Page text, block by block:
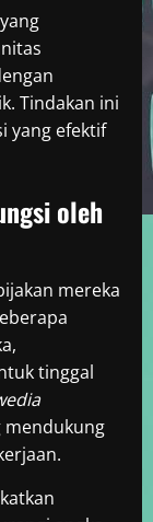
Tindakan ini
yang efektif
oleh
mereka
tinggal
mendukung